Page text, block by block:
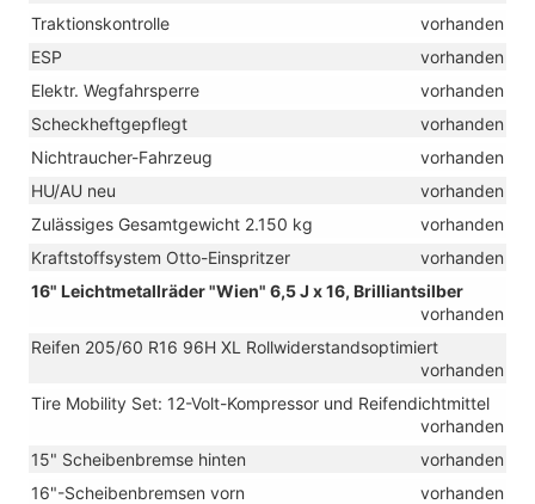
Traktionskontrolle
vorhanden
ESP
vorhanden
Elektr. Wegfahrsperre
vorhanden
Scheckheftgepflegt
vorhanden
Nichtraucher-Fahrzeug
vorhanden
HU/AU neu
vorhanden
Zulässiges Gesamtgewicht 2.150 kg
vorhanden
Kraftstoffsystem Otto-Einspritzer
vorhanden
16" Leichtmetallräder "Wien" 6,5 J x 16, Brilliantsilber
vorhanden
Reifen 205/60 R16 96H XL Rollwiderstandsoptimiert
vorhanden
Tire Mobility Set: 12-Volt-Kompressor und Reifendichtmittel
vorhanden
15" Scheibenbremse hinten
vorhanden
16"-Scheibenbremsen vorn
vorhanden